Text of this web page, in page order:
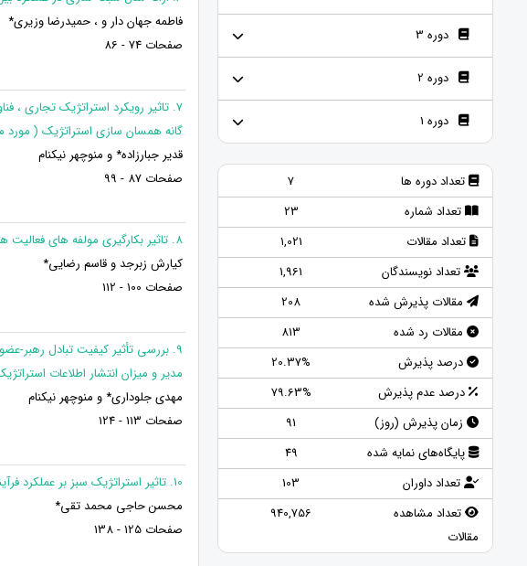
دوره 3
دوره 2
دوره 1
تعداد دوره ها
7
تعداد شماره
23
تعداد مقالات
1,021
تعداد نویسندگان
1,961
مقالات پذیرش شده
208
مقالات رد شده
813
درصد پذیرش
20.37%
درصد عدم پذیرش
79.63%
زمان پذیرش (روز)
91
پایگاه‌های نمایه شده
49
تعداد داوران
103
تعداد مشاهده
مقالات
940,756
فاطمه جهان دار و ، حمیدرضا وزیری*
صفحات 74 - 86
7. تاثیر رویکرد استراتژیک تجاری ،
گانه همسان سازی استراتژیک ( مورد
قدیر جبارزاده* و منوچهر نیکنام
صفحات 87 - 99
8. تاثیر بکارگیری مولفه های فعالیت های مدیریت پایدار بر مزیت رقابتی پایدار در صنایع لبنی
کیارش زبرجد و قاسم رضایی*
صفحات 100 - 112
9. بررسی تأثیر کیفیت تبادل رهبر-
مدیر و میزان انتشار اطلاعات
مهدی جلوداری* و منوچهر نیکنام
صفحات 113 - 124
10. تاثیر استراتژیک سبز بر عملکرد فرآیند نوآوری سبز: نقش سرمایه فکری سبز
محسن حاجی محمد تقی*
صفحات 125 - 138